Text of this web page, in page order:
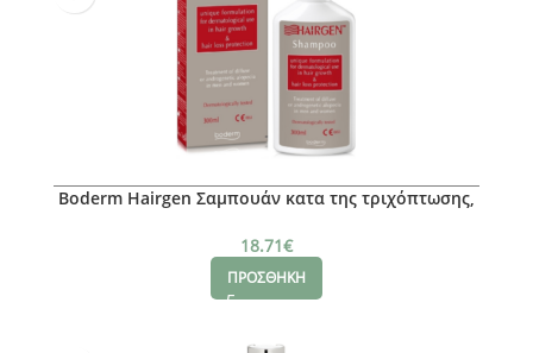
Boderm Hairgen Σαμπουάν κατα της τριχόπτωσης,
18.71€
ΠΡΟΣΘΗΚΗ